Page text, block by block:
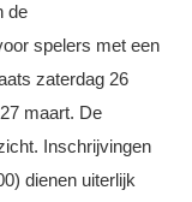
de
spelers met een
zaterdag 26
maart. De
Inschrijvingen
dienen uiterlijk